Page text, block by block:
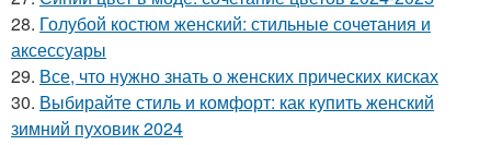
28. Голубой костюм женский: стильные сочетания и
аксессуары
29. Все, что нужно знать о женских прических кисках
30. Выбирайте стиль и комфорт: как купить женский
зимний пуховик 2024